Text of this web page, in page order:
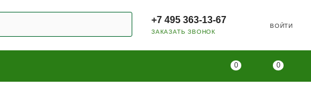
+7 495 363-13-67
ЗАКАЗАТЬ ЗВОНОК
ВОЙТИ
0 0